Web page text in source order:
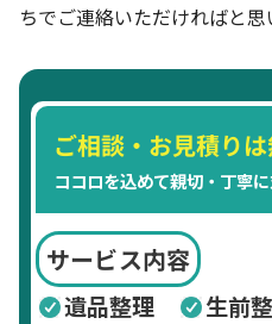
ちでご連絡いただければと思
ご相談・お見積りは
ココロを込めて親切・丁寧
サービス内容
遺品整理
生前